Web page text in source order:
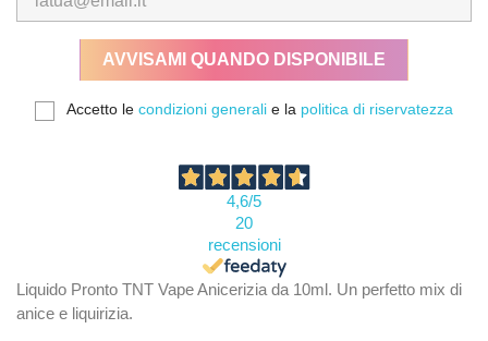
AVVISAMI QUANDO DISPONIBILE
Accetto le condizioni generali e la politica di riservatezza
4,6/5
20
recensioni
Liquido Pronto TNT Vape Anicerizia da 10ml. Un perfetto mix di
anice e liquirizia.